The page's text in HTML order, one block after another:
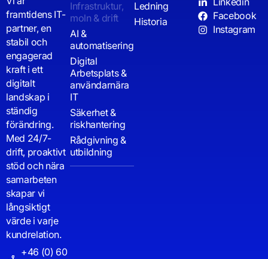
framtidens IT-
partner, en
stabil och
engagerad
kraft i ett
digitalt
landskap i
ständig
förändring.
Med 24/7-
drift, proaktivt
stöd och nära
samarbeten
skapar vi
långsiktigt
värde i varje
kundrelation.
+46 (0) 60
Infrastruktur,
moln & drift
AI &
automatisering
Digital
Arbetsplats &
användarnära
IT
Säkerhet &
riskhantering
Rådgivning &
utbildning
Ledning
Historia
Facebook
Instagram